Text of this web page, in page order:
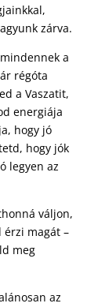
zárva.
a
régóta
a Vaszatit,
energiája
hogy jó
hogy jók
legyen az
váljon,
érzi magát –
meg
az